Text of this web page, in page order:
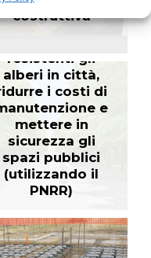
costruttiva
nuovo sistema
resistenti gli
alberi in città,
i costi di
e
mettere in
sicurezza gli
spazi pubblici
(utilizzando il
PNRR)